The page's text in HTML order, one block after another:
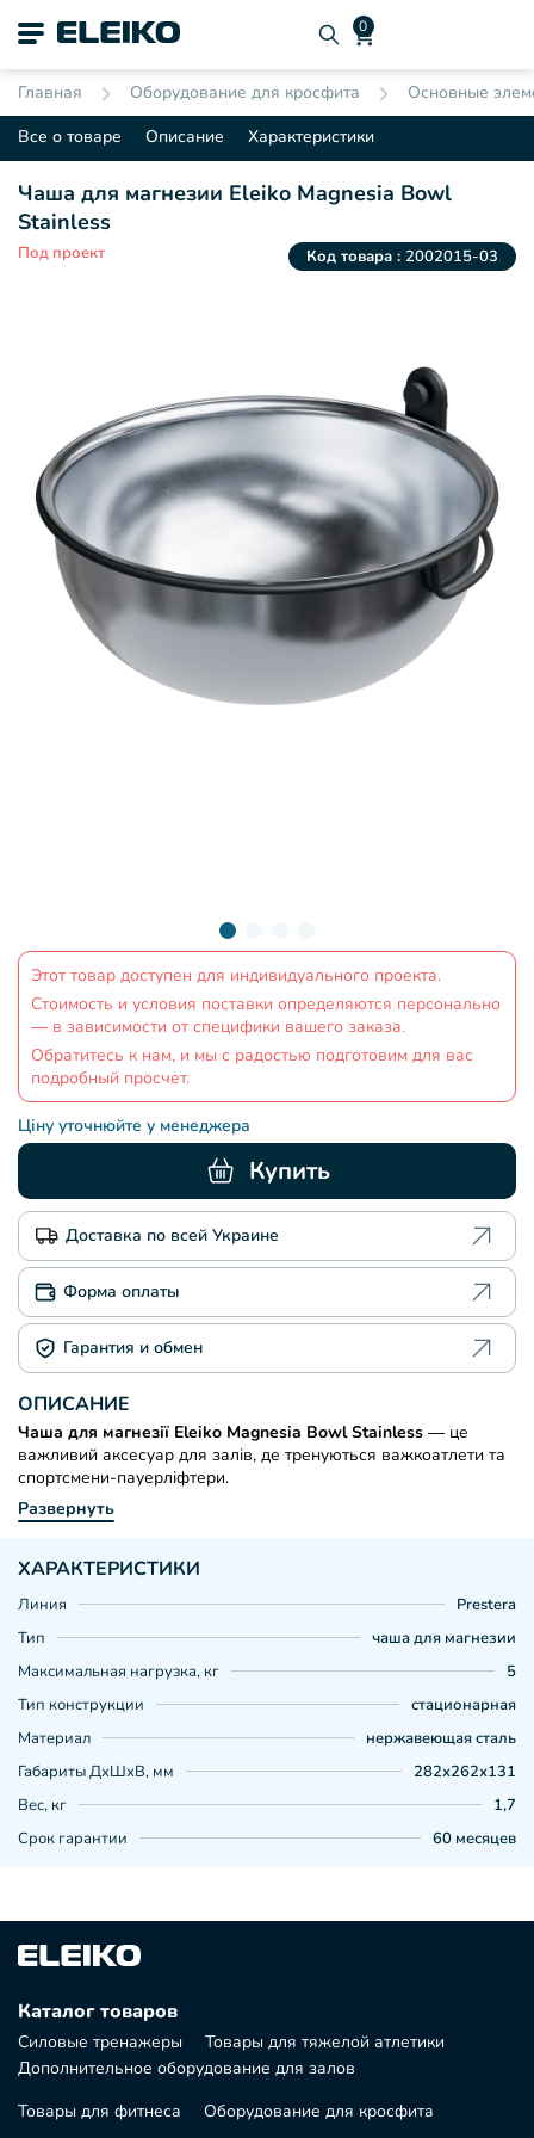
Главная Оборудование для кросфита
Основные
Все о товаре
Описание Характеристики
Чаша для магнезии Eleiko Magnesia Bowl
Stainless
Под проект Код товара : 2002015-03
Этот товар доступен для индивидуального проекта.
Стоимость и условия поставки определяются персонально
— в зависимости от специфики вашего заказа.
Обратитесь к нам, и мы с радостью подготовим для вас
подробный просчет.
Ціну уточнюйте у менеджера
Купить
Доставка по всей Украине
Форма оплаты
Гарантия и обмен
ОПИСАНИЕ
Чаша для магнезії Eleiko Magnesia Bowl Stainless — це
важливий аксесуар для залів, де тренуються важкоатлети та
спортсмени-пауерліфтери.
Развернуть
ХАРАКТЕРИСТИКИ
Линия
Prestera
Тип
чаша для магнезии
Максимальная нагрузка, кг
5
Тип конструкции
стационарная
Материал
нержавеющая сталь
Габариты ДхШхВ, мм
282х262х131
Вес, кг
1,7
Срок гарантии
60 месяцев
Каталог товаров
Силовые тренажеры
Товары для тяжелой атлетики
Дополнительное оборудование для залов
Товары для фитнеса
Оборудование для кросфита